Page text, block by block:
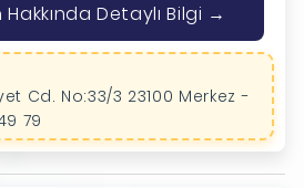
Detaylı Bilgi →
Cd. No:33/3 23100 Merkez -
79